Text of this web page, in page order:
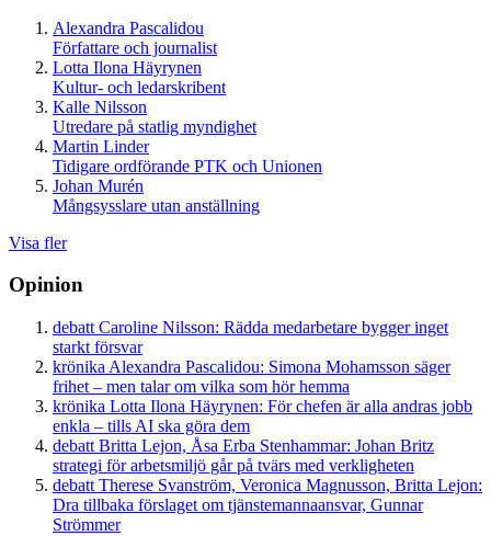
Alexandra Pascalidou
Författare och journalist
Lotta Ilona Häyrynen
Kultur- och ledarskribent
Kalle Nilsson
Utredare på statlig myndighet
Martin Linder
Tidigare ordförande PTK och Unionen
Johan Murén
Mångsysslare utan anställning
Visa fler
Opinion
debatt Caroline Nilsson: Rädda medarbetare bygger inget
starkt försvar
krönika Alexandra Pascalidou: Simona Mohamsson säger
frihet – men talar om vilka som hör hemma
krönika Lotta Ilona Häyrynen: För chefen är alla andras jobb
enkla – tills AI ska göra dem
debatt Britta Lejon, Åsa Erba Stenhammar: Johan Britz
strategi för arbetsmiljö går på tvärs med verkligheten
debatt Therese Svanström, Veronica Magnusson, Britta Lejon:
Dra tillbaka förslaget om tjänstemannaansvar, Gunnar
Strömmer